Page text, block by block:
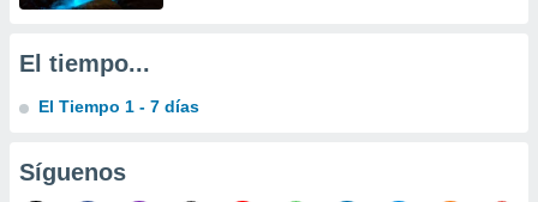
el
de
a través
de
El tiempo...
El Tiempo 1 - 7 días
Síguenos